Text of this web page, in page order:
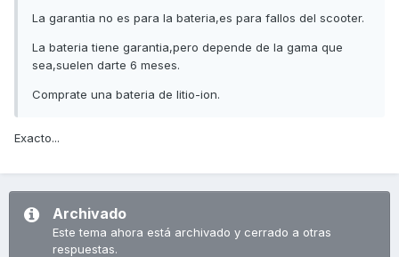
La garantia no es para la bateria,es para fallos del scooter.
La bateria tiene garantia,pero depende de la gama que
sea,suelen darte 6 meses.
Comprate una bateria de litio-ion.
Exacto...
Archivado
Este tema ahora está archivado y cerrado a otras
respuestas.